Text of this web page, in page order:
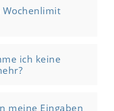
Wochenlimit
ich keine
meine Eingaben